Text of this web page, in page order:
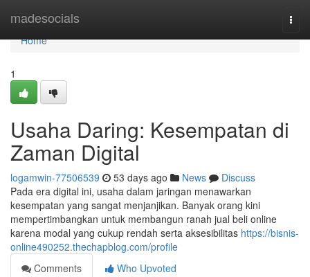
madesocials
Home
Home
1
Usaha Daring: Kesempatan di
Zaman Digital
logamwin-77506539 53 days ago News
Discuss
Pada era digital ini, usaha dalam jaringan menawarkan
kesempatan yang sangat menjanjikan. Banyak orang kini
mempertimbangkan untuk membangun ranah jual beli online
karena modal yang cukup rendah serta aksesibilitas https://bisnis-
online490252.thechapblog.com/profile
Comments
Who Upvoted